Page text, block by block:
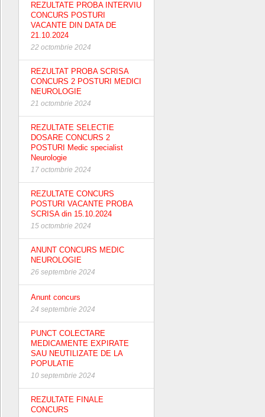
REZULTATE PROBA INTERVIU
CONCURS POSTURI
VACANTE DIN DATA DE
21.10.2024
22 octombrie 2024
REZULTAT PROBA SCRISA
CONCURS 2 POSTURI MEDICI
NEUROLOGIE
21 octombrie 2024
REZULTATE SELECTIE
DOSARE CONCURS 2
POSTURI Medic specialist
Neurologie
17 octombrie 2024
REZULTATE CONCURS
POSTURI VACANTE PROBA
SCRISA din 15.10.2024
15 octombrie 2024
ANUNT CONCURS MEDIC
NEUROLOGIE
26 septembrie 2024
Anunt concurs
24 septembrie 2024
PUNCT COLECTARE
MEDICAMENTE EXPIRATE
SAU NEUTILIZATE DE LA
POPULATIE
10 septembrie 2024
REZULTATE FINALE
CONCURS